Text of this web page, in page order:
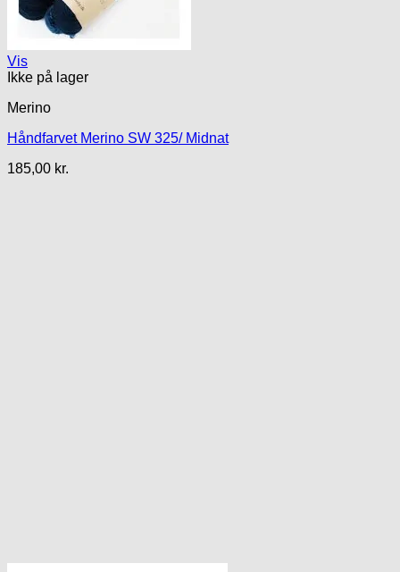
Vis
Ikke på lager
Merino
Håndfarvet Merino SW 325/ Midnat
185,00 kr.